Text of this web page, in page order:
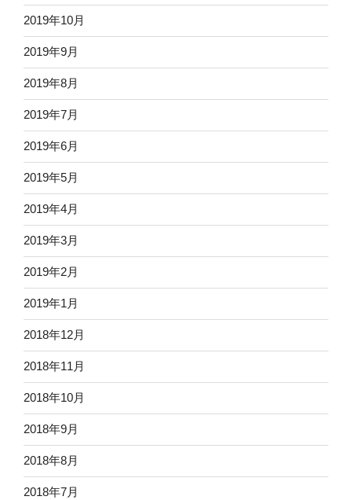
2019年10月
2019年9月
2019年8月
2019年7月
2019年6月
2019年5月
2019年4月
2019年3月
2019年2月
2019年1月
2018年12月
2018年11月
2018年10月
2018年9月
2018年8月
2018年7月